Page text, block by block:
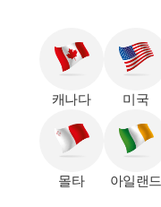
캐나다 미국
몰타 아일랜드